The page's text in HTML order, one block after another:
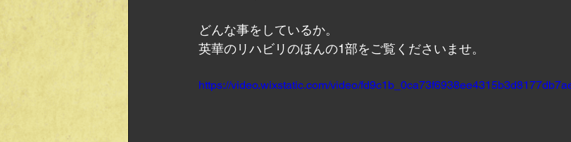
どんな事をしているか。
英華のリハビリのほんの1部をご覧くださいませ。
https://video.wixstatic.com/video/